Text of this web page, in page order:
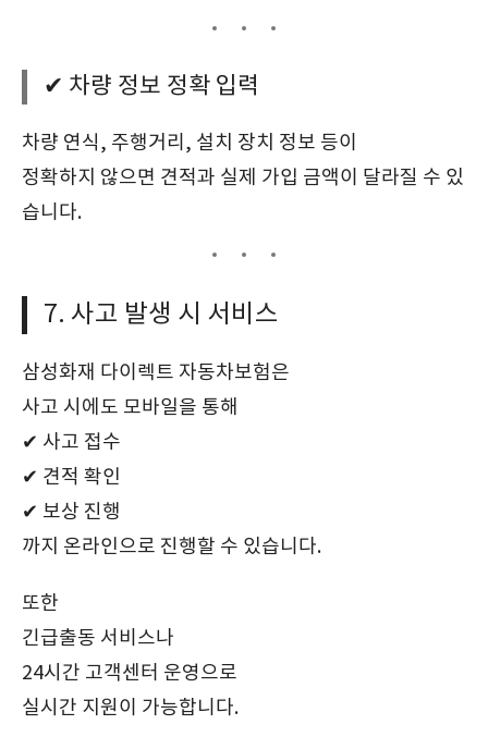
✔ 차량 정보 정확 입력
차량 연식, 주행거리, 설치 장치 정보 등이
정확하지 않으면 견적과 실제 가입 금액이 달라질 수 있
습니다.
7. 사고 발생 시 서비스
삼성화재 다이렉트 자동차보험은
사고 시에도 모바일을 통해
✔ 사고 접수
✔ 견적 확인
✔ 보상 진행
까지 온라인으로 진행할 수 있습니다.
또한
긴급출동 서비스나
24시간 고객센터 운영으로
실시간 지원이 가능합니다.